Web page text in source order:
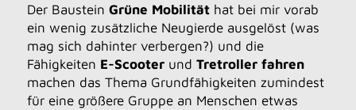
Der BausteinGrüne Mobilität hat bei mir vorab
ein wenig zusätzliche Neugierde ausgelöst (was
mag sich dahinter verbergen?) und die
Fähigkeiten E-Scooter undTretroller fahren
machen das Thema Grundfähigkeiten zumindest
für eine größere Gruppe an Menschen etwas